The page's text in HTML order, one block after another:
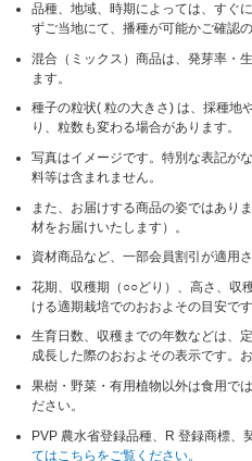
品種、地域、時期によっては、すぐ
ずご当地にて、播種が可能かご確認
混合（ミックス）商品は、発芽率・
ます。
種子の粒状( 粒の大きさ) は、採種地
り、粒数も変わる場合があります。
写真はイメージです。特別な表記が
料等は含まれません。
また、お届けする商品の姿ではあり
材をお届けいたします）。
資材商品など、一部会員割引が適用
花期、収穫期（○○どり）、高さ、収
ける適期栽培でのおおよその目安です
生育日数、収穫までの年数などは、
成長した際のおおよその表示です。
果樹・野菜・有用植物以外は食用で
ださい。
PVP 農水省登録品種、R 登録商標、
てはこちらをご覧ください。